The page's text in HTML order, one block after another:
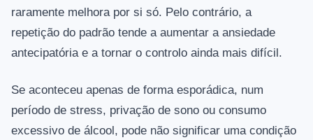
raramente melhora por si só. Pelo contrário, a
repetição do padrão tende a aumentar a ansiedade
antecipatória e a tornar o controlo ainda mais difícil.
Se aconteceu apenas de forma esporádica, num
período de stress, privação de sono ou consumo
excessivo de álcool, pode não significar uma condição